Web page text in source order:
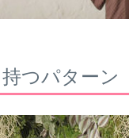
つパターン